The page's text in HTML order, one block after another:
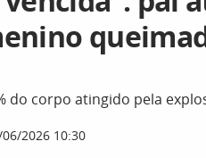
do corpo atingido pela
2026 10:30